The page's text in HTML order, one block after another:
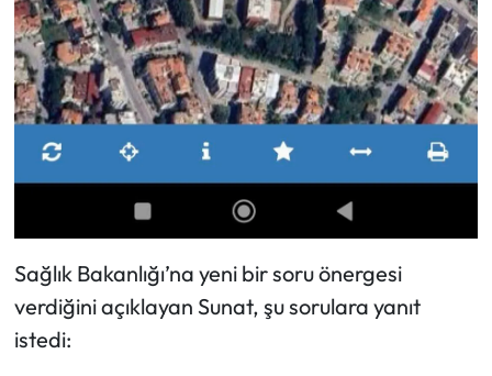
Sağlık Bakanlığı’na yeni bir soru önergesi
verdiğini açıklayan Sunat, şu sorulara yanıt
istedi: